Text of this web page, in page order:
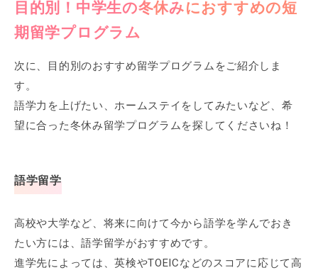
目的別！中学生の冬休みにおすすめの短
期留学プログラム
次に、目的別のおすすめ留学プログラムをご紹介しま
す。
語学力を上げたい、ホームステイをしてみたいなど、希
望に合った冬休み留学プログラムを探してくださいね！
語学留学
高校や大学など、将来に向けて今から語学を学んでおき
たい方には、語学留学がおすすめです。
進学先によっては、英検やTOEICなどのスコアに応じて高